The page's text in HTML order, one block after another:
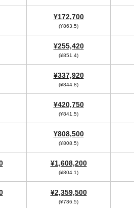
¥172,700
(¥863.5)
¥255,420
(¥851.4)
¥337,920
(¥844.8)
¥420,750
(¥841.5)
¥808,500
(¥808.5)
¥1,608,200
(¥804.1)
¥2,359,500
(¥786.5)